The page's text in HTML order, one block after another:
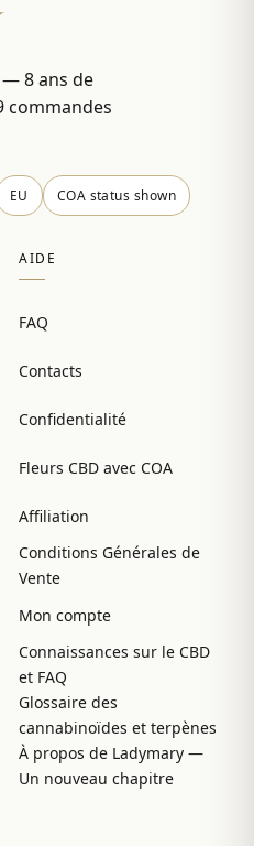
8 ans de
commandes
EU COA status shown
AIDE
FAQ
Contacts
Confidentialité
Fleurs CBD avec COA
Affiliation
Conditions Générales de
Vente
Mon compte
Connaissances sur le CBD
et FAQ
Glossaire des
cannabinoïdes et terpènes
À propos de Ladymary —
Un nouveau chapitre